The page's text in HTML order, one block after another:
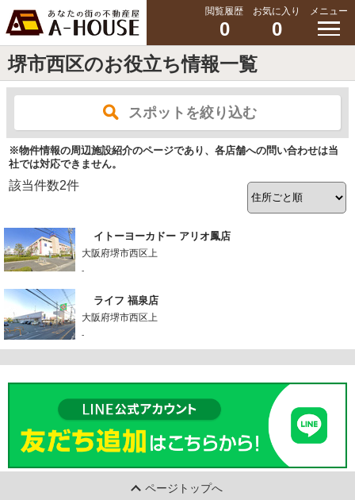
閲覧履歴
0
お気に入り
0
メニュー
堺市西区のお役立ち情報一覧
スポットを絞り込む
※物件情報の周辺施設紹介のページであり、各店舗への問い合わせは当
社では対応できません。
該当件数2件
イトーヨーカドー アリオ鳳店
大阪府堺市西区上
-
ライフ 福泉店
大阪府堺市西区上
-
ページトップへ